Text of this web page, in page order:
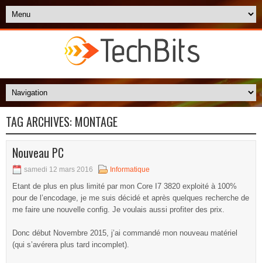
TAG ARCHIVES: MONTAGE
Nouveau PC
samedi 12 mars 2016 Informatique
Etant de plus en plus limité par mon Core I7 3820 exploité à 100%
pour de l’encodage, je me suis décidé et après quelques recherche de
me faire une nouvelle config. Je voulais aussi profiter des prix.
Donc début Novembre 2015, j’ai commandé mon nouveau matériel
(qui s’avérera plus tard incomplet).